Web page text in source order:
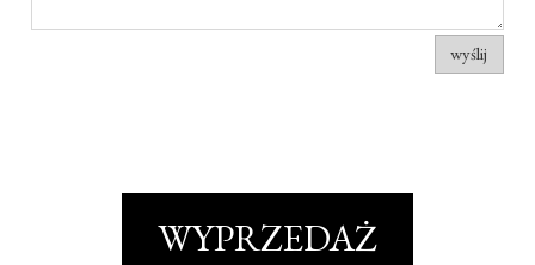
wyślij
WYPRZEDAŻ